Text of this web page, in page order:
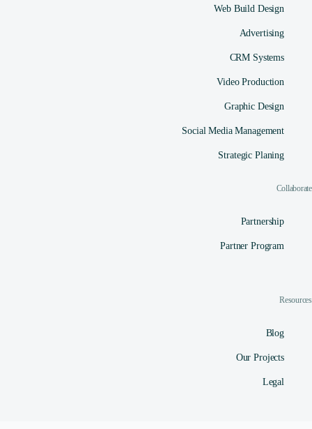
Web Build Design
Advertising
CRM Systems
Video Production
Graphic Design
Social Media Management​
Strategic Planing
Collaborate
Partnership
Partner Program
Resources
Blog
Our Projects
Legal